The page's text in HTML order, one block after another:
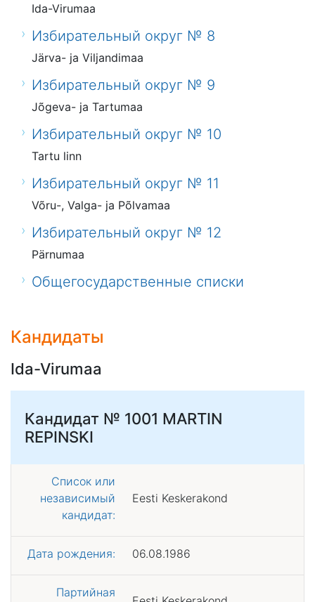
Ida-Virumaa
Избирательный округ № 8
Järva- ja Viljandimaa
Избирательный округ № 9
Jõgeva- ja Tartumaa
Избирательный округ № 10
Tartu linn
Избирательный округ № 11
Võru-, Valga- ja Põlvamaa
Избирательный округ № 12
Pärnumaa
Общегосударственные списки
Кандидаты
Ida-Virumaa
Кандидат № 1001 MARTIN
REPINSKI
Список или
независимый
кандидат:
Eesti Keskerakond
Дата рождения: 06.08.1986
Партийная